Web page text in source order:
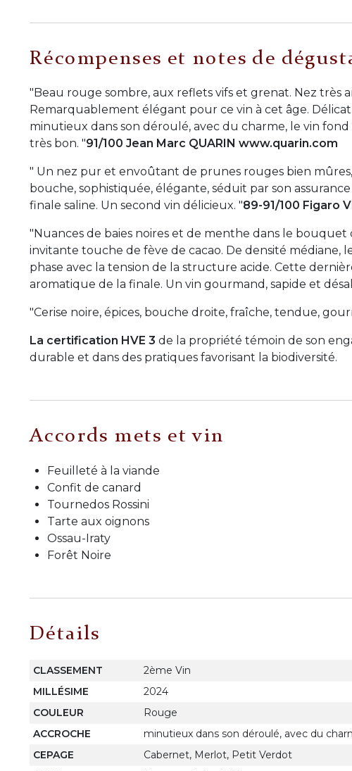
Récompenses et notes de
"Beau rouge sombre, aux reflets vifs et grenat. Nez très
Remarquablement élégant pour ce vin à cet âge.
minutieux dans son déroulé, avec du charme, le vin
très bon. "91/100 Jean Marc QUARIN www.quarin.com
" Un nez pur et envoûtant de prunes rouges bien mûres,
bouche, sophistiquée, élégante, séduit par son
finale saline. Un second vin délicieux. "89-91/100 Figaro
"Nuances de baies noires et de menthe dans le
invitante touche de fève de cacao. De densité médiane,
phase avec la tension de la structure acide. Cette
aromatique de la finale. Un vin gourmand, sapide et
"Cerise noire, épices, bouche droite, fraîche, tendue,
La certification HVE 3 de la propriété témoin de son
durable et dans des pratiques favorisant la biodiversité.
Accords mets et vin
Feuilleté à la viande
Confit de canard
Tournedos Rossini
Tarte aux oignons
Ossau-Iraty
Forêt Noire
Détails
CLASSEMENT
2ème Vin
MILLÉSIME
2024
COULEUR
Rouge
ACCROCHE
minutieux dans son déroulé, avec du
CEPAGE
Cabernet, Merlot, Petit Verdot